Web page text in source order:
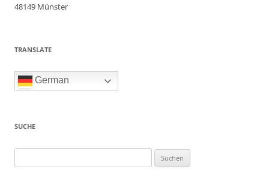
48149 Münster
TRANSLATE
German
SUCHE
nach: